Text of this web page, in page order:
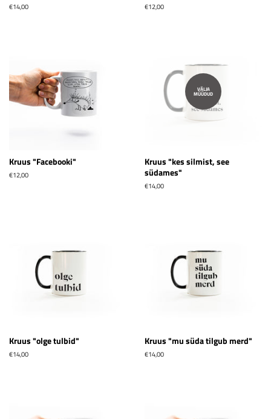
Tavahind
€14,00 Tavahind
€12,00
Kruus "Facebooki"
Tavahind
€12,00
VÄLJA
MÜÜDUD
Kruus "kes silmist, see
südames"
Tavahind
€14,00
Kruus "olge tulbid"
Tavahind
€14,00
Kruus "mu süda tilgub merd"
Tavahind
€14,00